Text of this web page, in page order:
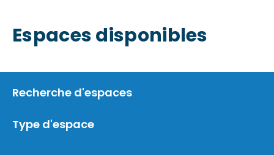
Espaces disponibles
Recherche d'espaces
Type d'espace